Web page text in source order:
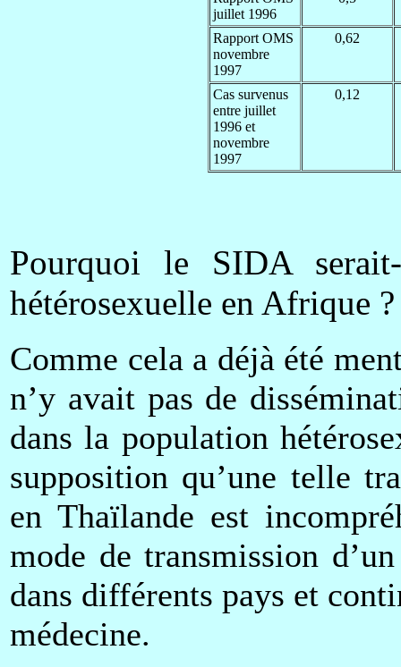
juillet 1996
Rapport OMS
novembre
1997
0,62
Cas survenus
entre juillet
1996 et
novembre
1997
0,12
Pourquoi le SIDA
hétérosexuelle en Afrique ?
Comme cela a déjà été
n’y avait pas de
dans la population
supposition qu’une telle
en Thaïlande est
mode de transmission
dans différents pays et
médecine.